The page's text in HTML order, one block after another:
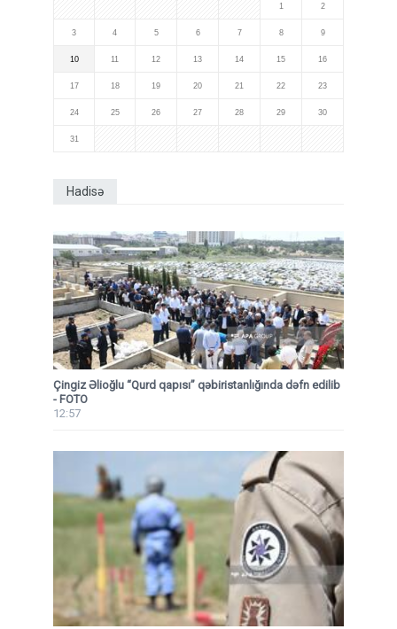
1 2
3 4 5 6 7 8 9
10 11 12 13 14 15 16
17 18 19 20 21 22 23
24 25 26 27 28 29 30
31
Hadisə
Çingiz Əlioğlu “Qurd qapısı” qəbiristanlığında dəfn edilib
- FOTO
12:57